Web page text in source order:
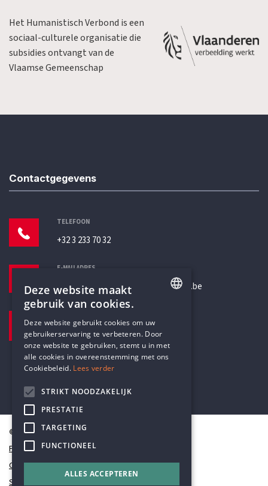
Het Humanistisch Verbond is een
sociaal-culturele organisatie die
subsidies ontvangt van de
Vlaamse Gemeenschap
Contactgegevens
TELEFOON
+32 3 233 70 32
E-MAILADRES
secretariaat@humanistischverbond.be
Pottenbrug 4
Antwerpen, 2000
© Humanistisch Verbond 2026
Privacy
Cookiestatement
Sitemap
DUTCH
Deze website maakt
gebruik van cookies.
Deze website gebruikt cookies om uw
gebruikerservaring te verbeteren. Door
onze website te gebruiken, stemt u in met
alle cookies in overeenstemming met ons
Cookiebeleid. Lees verder
STRIKT NOODZAKELIJK
PRESTATIE
TARGETING
FUNCTIONEEL
ALLES ACCEPTEREN